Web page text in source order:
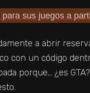
a abrir
con un código
porque… ¿es